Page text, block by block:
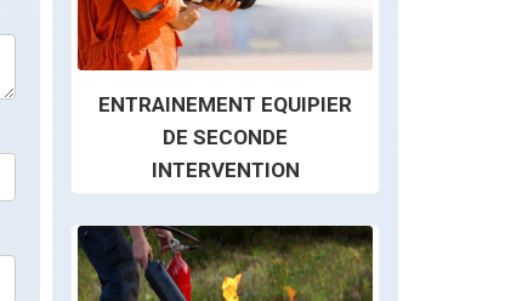
ENTRAINEMENT EQUIPIER
DE SECONDE
INTERVENTION